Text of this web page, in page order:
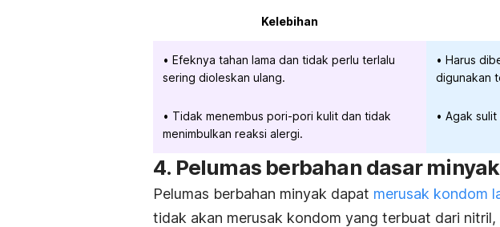
Kelebihan
Efeknya tahan lama dan tidak perlu terlalu
sering dioleskan ulang.
Harus
digunakan
Tidak menembus pori-pori kulit dan tidak
menimbulkan reaksi alergi.
Agak sulit
4. Pelumas berbahan dasar minyak
Pelumas berbahan minyak dapat merusak kondom
tidak akan merusak kondom yang terbuat dari nitril,